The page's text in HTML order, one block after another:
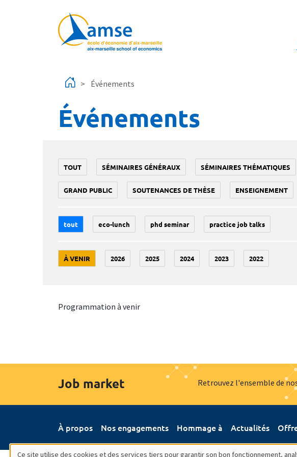
Événements
Événements
TOUT SÉMINAIRES GÉNÉRAUX SÉMINAIRES THÉMATIQUES
GRAND PUBLIC SOUTENANCES DE THÈSE ENSEIGNEMENT
tout eco-lunch phd seminar practice job talks
À VENIR 2026 2025 2024 2023 2022
Programmation à venir
Job market Retrouvez l'ensemble de
À propos Nos engagements Hommage à Actualités
Ce site utilise des cookies et des services tiers pour garantir son bon fonctionnement,